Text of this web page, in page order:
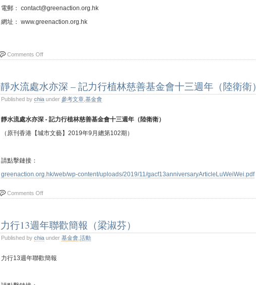
電郵： contact@greenaction.org.hk
網址： www.greenaction.org.hk
Comments Off
靜水流處水亦深 – 記力行植林慈善基金會十三週年（陸衛衛）
Published by chia under 參考文章 基金會
靜水流處水亦深 - 記力行植林慈善基金會十三週年（陸衛衛）
（原刊香港【城市文藝】2019年9月總第102期）
請點擊鏈接：
greenaction.org.hk/web/wp-content/uploads/2019/11/gacf13anniversaryArticleLuWeiWei.pdf
Comments Off
力行13週年聯歡簡報（梁淑芬）
Published by chia under 基金會 活動
力行13週年聯歡簡報